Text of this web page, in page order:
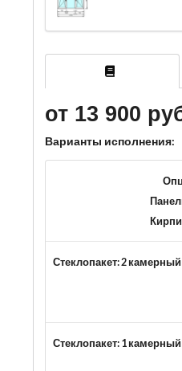
от 13 900
Варианты исполнения:
Стеклопакет: 2 камерный
Стеклопакет: 1 камерный